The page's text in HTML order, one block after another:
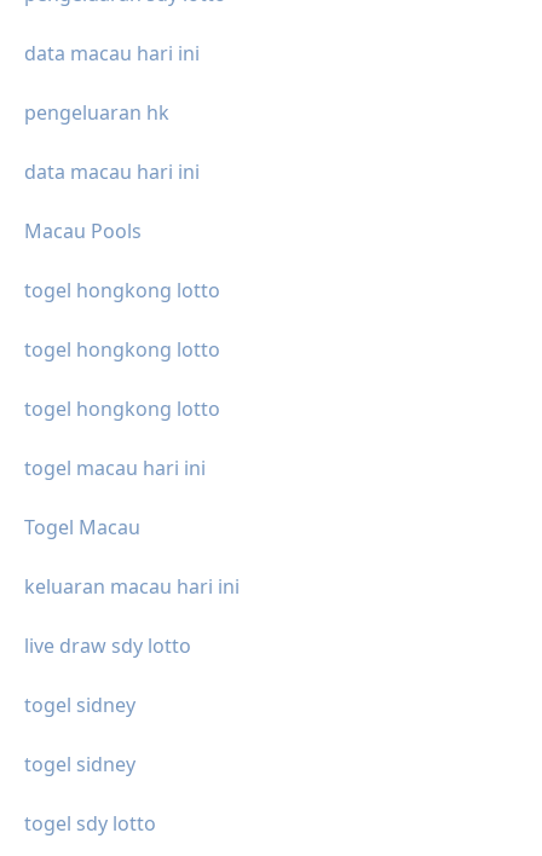
data macau hari ini
pengeluaran hk
data macau hari ini
Macau Pools
togel hongkong lotto
togel hongkong lotto
togel hongkong lotto
togel macau hari ini
Togel Macau
keluaran macau hari ini
live draw sdy lotto
togel sidney
togel sidney
togel sdy lotto